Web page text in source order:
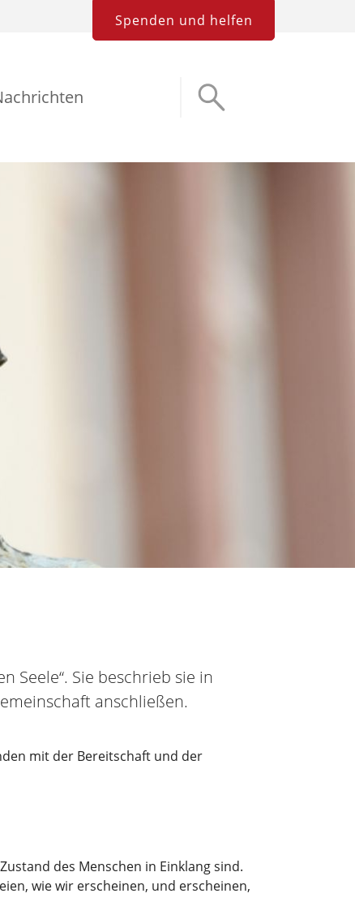
Spenden und helfen
Seele“. Sie beschrieb sie in
anschließen.
mit der Bereitschaft und der
des Menschen in Einklang sind.
wie wir erscheinen, und erscheinen,